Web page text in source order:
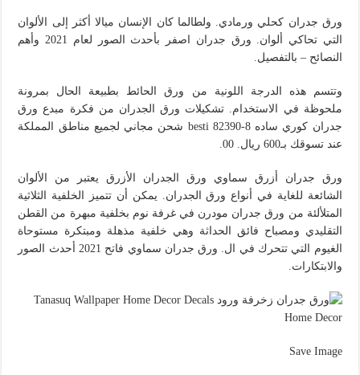
ورق جدران كحلي ورمادي. ولطالما كان الإنسان ميالا أكثر إلى الألوان
التي تحاكي ألوان. ورق جدران اصفر بأحدث الصور لعام 2021 وأهم
النصائح – بالتفصيل.
وتتسم هذه الدرجة اللونية من ورق الحائط بطبيعة الحال بمرونة
ملحوظة في الاستخدام. تشكيلات ورق الجدران من فكرة مبدع ورق
جدران كوري ساده besti 82390-8 شحن مجاني لجميع مناطق المملكة
عند تسوقك بـ600 ريال. 00.
ورق جدران أزرق سماوي ورق الجدران الأزرق يعتبر من الألوان
الشائعة للغاية في أنواع ورق الجدران. يمكن أن تتميز الخلفية الثلاثية
المتلألئة من ورق جدران مودرن في غرفة نوم بخلفية مبهرة من القطن
التقليدي ومصباح فائق الحداثة وهي خلفية مذهلة ومبتكرة مستوحاة
الغيوم التي تتحرك في ال. ورق جدران سماوي فاتح 2021 أحدث الصور
والابتكارات.
Save Image